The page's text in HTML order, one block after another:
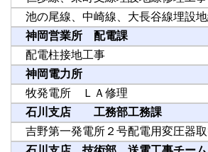
池の尾線、中崎線、大長谷線埋設
神岡営業所 配電課
配電柱接地工事
神岡電力所
牧発電所 ＬＡ修理
石川支店 工務部工務課
吉野第一発電所２号配電用変圧器